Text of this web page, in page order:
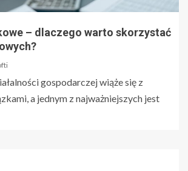
– dlaczego warto skorzystać
gospodarczej wiąże się z
a jednym z najważniejszych jest